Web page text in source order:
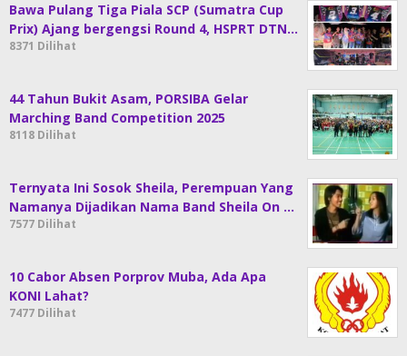
Bawa Pulang Tiga Piala SCP (Sumatra Cup
Prix) Ajang bergengsi Round 4, HSPRT DTN…
8371 Dilihat
44 Tahun Bukit Asam, PORSIBA Gelar
Marching Band Competition 2025
8118 Dilihat
Ternyata Ini Sosok Sheila, Perempuan Yang
Namanya Dijadikan Nama Band Sheila On …
7577 Dilihat
10 Cabor Absen Porprov Muba, Ada Apa
KONI Lahat?
7477 Dilihat